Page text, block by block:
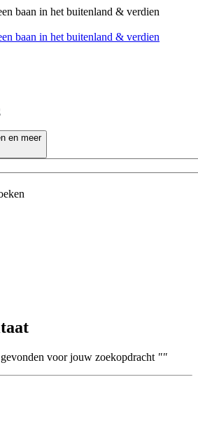
baan in het buitenland & verdien
baan in het buitenland & verdien
en meer
voor jouw zoekopdracht ""